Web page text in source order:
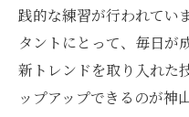
践的な練習が行われてい
タントにとって、毎日が
新トレンドを取り入れた
ップアップできるのが神